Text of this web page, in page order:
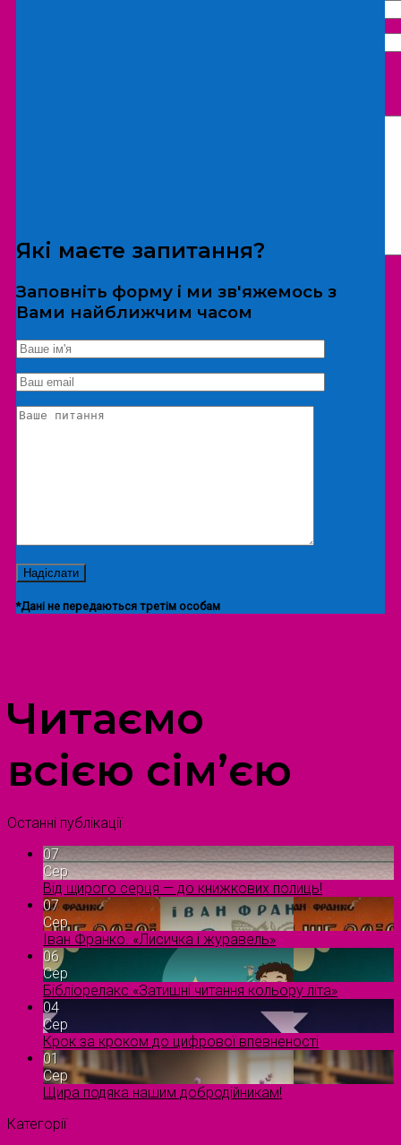
*Дані не передаються третім особам
Екскурсія/локація
Які маєте запитання?
Заповніть форму і ми зв'яжемось з
Вами найближчим часом
*Дані не передаються третім особам
Читаємо
всією сім’єю
Останні публікації
07
Сер
Від щирого серця — до книжкових полиць!
07
Сер
Іван Франко. «Лисичка і журавель»
06
Сер
Бібліорелакс «Затишні читання кольору літа»
04
Сер
Крок за кроком до цифрової впевненості
01
Сер
Щира подяка нашим добродійникам!
Категорії